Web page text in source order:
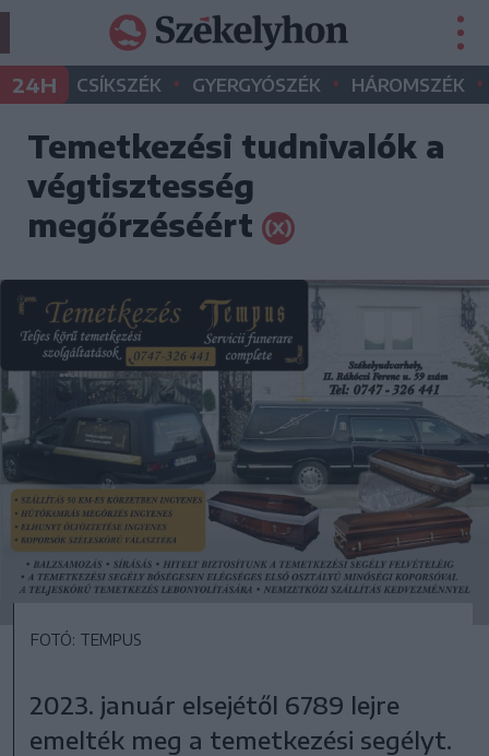
24H CSÍKSZÉK • GYERGYÓSZÉK • HÁROMSZÉK •
Temetkezési tudnivalók a
végtisztesség
megőrzéséért
FOTÓ: TEMPUS
2023. január elsejétől 6789 lejre
emelték meg a temetkezési segélyt.